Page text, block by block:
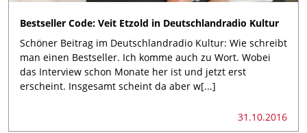
Bestseller Code: Veit Etzold in Deutschlandradio Kultur
Schöner Beitrag im Deutschlandradio Kultur: Wie schreibt
man einen Bestseller. Ich komme auch zu Wort. Wobei
das Interview schon Monate her ist und jetzt erst
erscheint. Insgesamt scheint da aber w[...]
31.10.2016